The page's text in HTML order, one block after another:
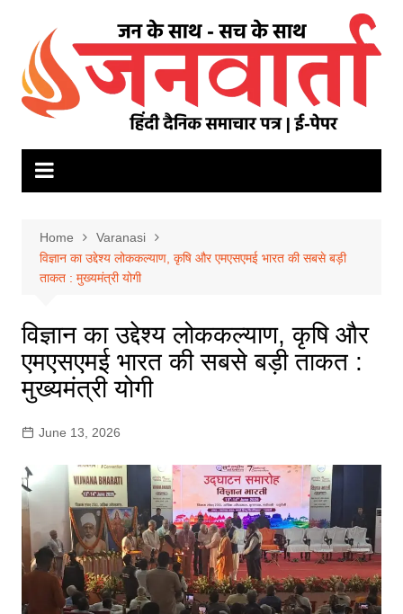
content
Home
Varanasi
विज्ञान का उद्देश्य लोककल्याण, कृषि और एमएसएमई भारत की सबसे बड़ी
ताकत : मुख्यमंत्री योगी
विज्ञान का उद्देश्य लोककल्याण, कृषि और
एमएसएमई भारत की सबसे बड़ी ताकत :
मुख्यमंत्री योगी
June 13, 2026